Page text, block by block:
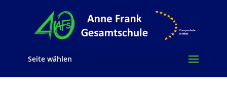
Seite wählen